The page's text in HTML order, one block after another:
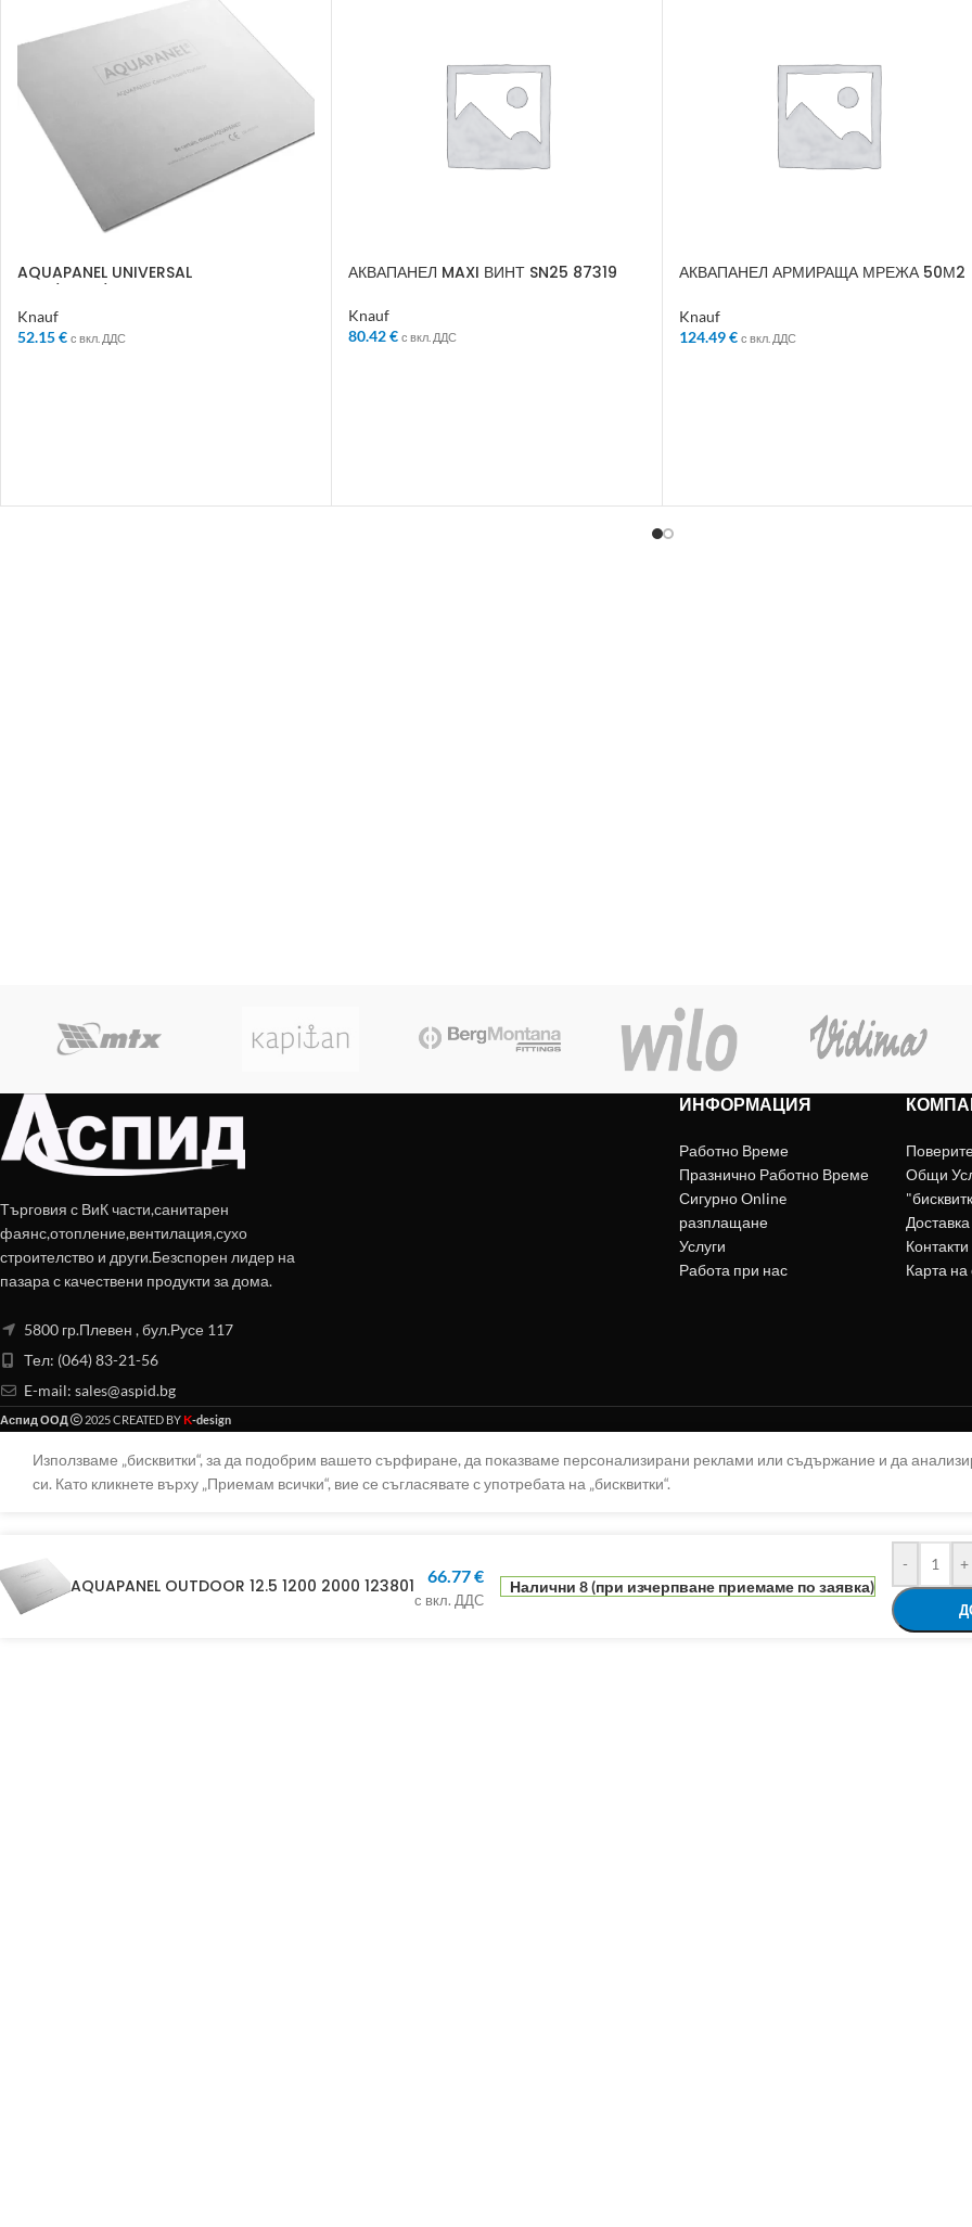
AQUAPANEL UNIVERSAL
Knauf
52.15€ с вкл. ДДС
АКВАПАНЕЛ MAXI ВИНТ SN25 87319
Knauf
80.42€ с вкл. ДДС
АКВАПАНЕЛ АРМИРАЩА МРЕЖА 50М2
Knauf
124.49€ с вкл. ДДС
Търговия с ВиК части,санитарен
фаянс,отопление,вентилация,сухо
строителство и други.Безспорен лидер на
пазара с качествени продукти за дома.
5800 гр.Плевен , бул.Русе 117
Тел: (064) 83-21-56
E-mail: sales@aspid.bg
ИНФОРМАЦИЯ
Работно Време
Празнично Работно Време
Сигурно Online
разплащане
Услуги
Работа при нас
Общи
Доставка
Контакти
Карта на
Аспид ООД 2025 CREATED BY K-design
Използваме „бисквитки“, за да подобрим вашето сърфиране, да показваме персонализирани реклами или съдържание и да
си. Като кликнете върху „Приемам всички“, вие се съгласявате с употребата на „бисквитки“.
AQUAPANEL OUTDOOR 12.5 1200 2000 123801 66.77€
с вкл. ДДС
Налични 8 (при изчерпване приемаме по заявка)
- +